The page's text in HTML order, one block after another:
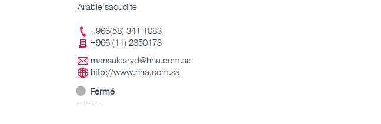
Arabie saoudite
+966(58) 341 1083
+966 (11) 2350173
mansalesryd@hha.com.sa
http://www.hha.com.sa
Fermé
-- – --